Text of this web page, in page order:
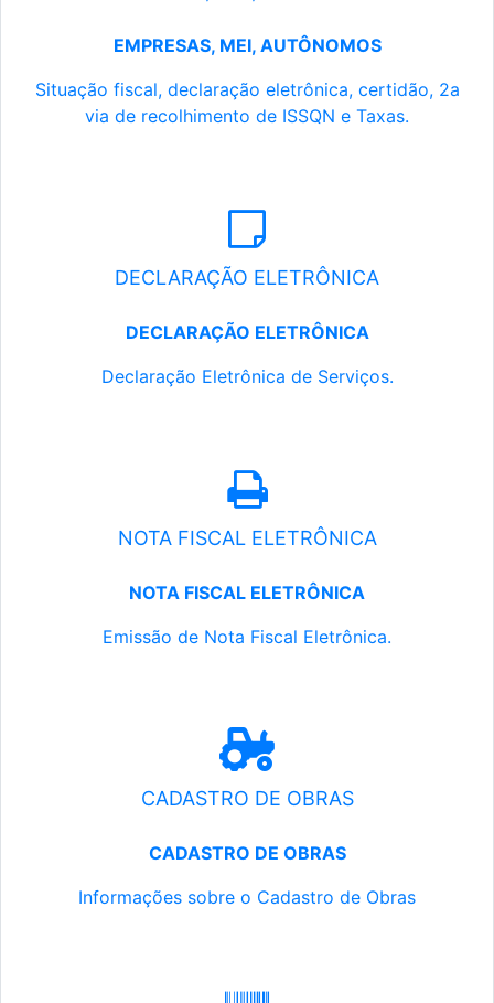
EMPRESAS, MEI, AUTÔNOMOS
Situação fiscal, declaração eletrônica, certidão, 2a
via de recolhimento de ISSQN e Taxas.
DECLARAÇÃO ELETRÔNICA
DECLARAÇÃO ELETRÔNICA
Declaração Eletrônica de Serviços.
NOTA FISCAL ELETRÔNICA
NOTA FISCAL ELETRÔNICA
Emissão de Nota Fiscal Eletrônica.
CADASTRO DE OBRAS
CADASTRO DE OBRAS
Informações sobre o Cadastro de Obras